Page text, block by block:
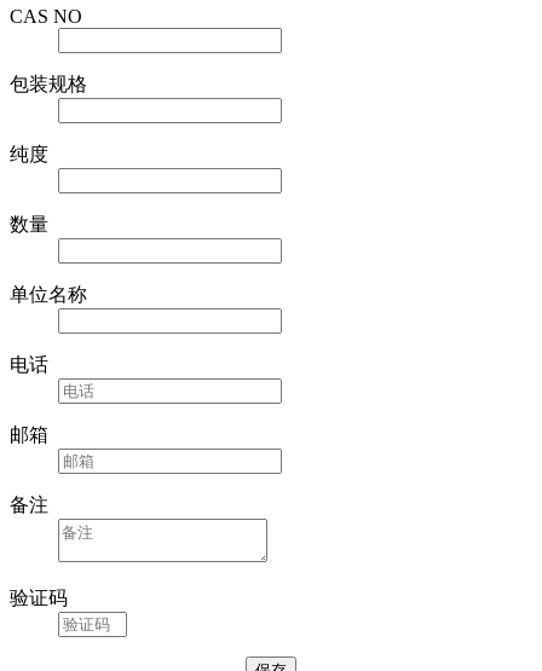
包装规格
单位名称